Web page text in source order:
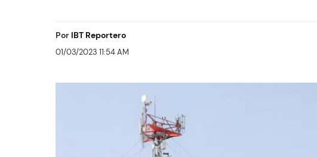
Por IBT Reportero
01/03/2023 11:54 AM